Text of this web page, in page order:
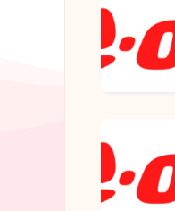
pobočka
Jihlava
pobočka
Hodonín